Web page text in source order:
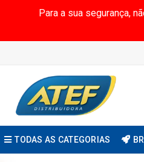
Para a sua segurança,
TODAS AS CATEGORIAS